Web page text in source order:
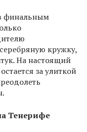
финальным
кружку,
На настоящий
за улиткой
Тенерифе